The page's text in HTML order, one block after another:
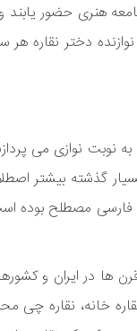
هنری حضور یابند
دختر نقاره هر
نوبت نوازی می
گذشته بیشتر
در متون فارسی مصطلح بوده
ها در ایران و
خانه، نقاره چی